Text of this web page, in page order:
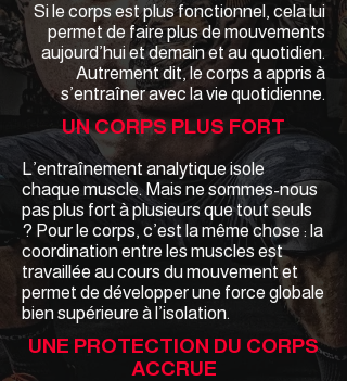
Si le corps est plus fonctionnel, cela lui
permet de faire plus de mouvements
aujourd’hui et demain et au quotidien.
Autrement dit, le corps a appris à
s’entraîner avec la vie quotidienne.
UN CORPS PLUS FORT
L’entraînement analytique isole
chaque muscle. Mais ne sommes-nous
pas plus fort à plusieurs que tout seuls
? Pour le corps, c’est la même chose : la
coordination entre les muscles est
travaillée au cours du mouvement et
permet de développer une force globale
bien supérieure à l’isolation.
UNE PROTECTION DU CORPS
ACCRUE